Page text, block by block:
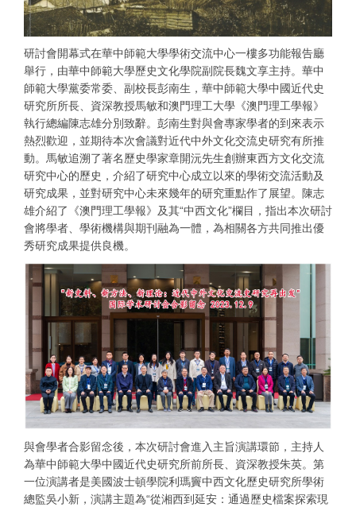
研討會開幕式在華中師範大學學術交流中心一樓多功能報告廳
舉行，由華中師範大學歷史文化學院副院長魏文享主持。華中
師範大學黨委常委、副校長彭南生，華中師範大學中國近代史
研究所所長、資深教授馬敏和澳門理工大學《澳門理工學報》
執行總編陳志雄分別致辭。彭南生對與會專家學者的到來表示
熱烈歡迎，並期待本次會議對近代中外文化交流史研究有所推
動。馬敏追溯了著名歷史學家章開沅先生創辦東西方文化交流
研究中心的歷史，介紹了研究中心成立以來的學術交流活動及
研究成果，並對研究中心未來幾年的研究重點作了展望。陳志
雄介紹了《澳門理工學報》及其“中西文化”欄目，指出本次研討
會將學者、學術機構與期刊融為一體，為相關各方共同推出優
秀研究成果提供良機。
與會學者合影留念後，本次研討會進入主旨演講環節，主持人
為華中師範大學中國近代史研究所前所長、資深教授朱英。第
一位演講者是美國波士頓學院利瑪竇中西文化歷史研究所學術
總監吳小新，演講主題為“從湘西到延安：通過歷史檔案探索現